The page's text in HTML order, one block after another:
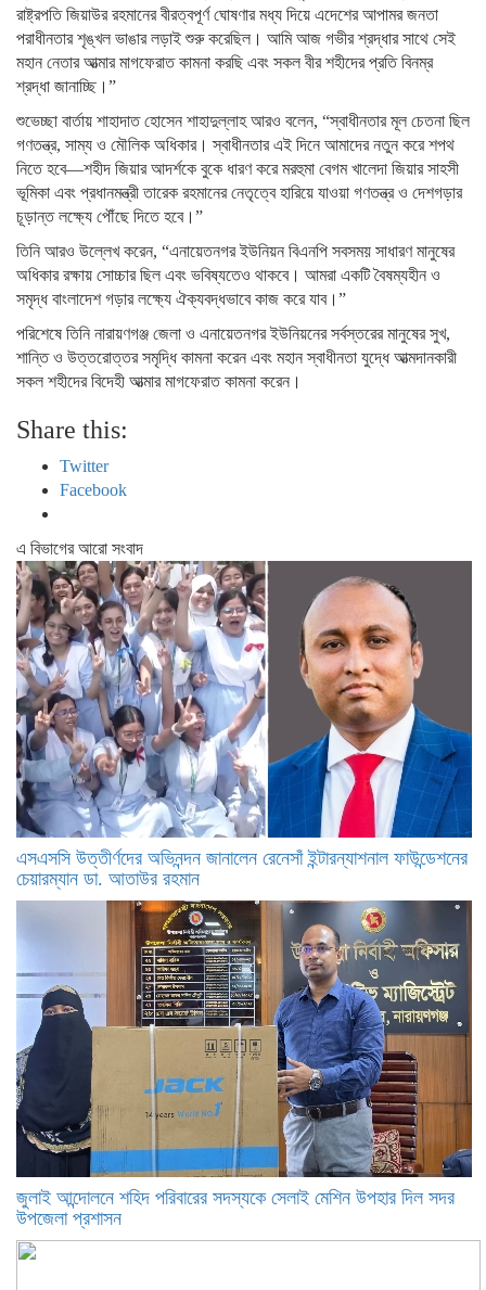
রাষ্ট্রপতি জিয়াউর রহমানের বীরত্বপূর্ণ ঘোষণার মধ্য দিয়ে এদেশের আপামর জনতা
পরাধীনতার শৃঙ্খল ভাঙার লড়াই শুরু করেছিল। আমি আজ গভীর শ্রদ্ধার সাথে সেই
মহান নেতার আত্মার মাগফেরাত কামনা করছি এবং সকল বীর শহীদের প্রতি বিনম্র
শ্রদ্ধা জানাচ্ছি।”
শুভেচ্ছা বার্তায় শাহাদাত হোসেন শাহাদুল্লাহ আরও বলেন, “স্বাধীনতার মূল চেতনা ছিল
গণতন্ত্র, সাম্য ও মৌলিক অধিকার। স্বাধীনতার এই দিনে আমাদের নতুন করে শপথ
নিতে হবে—শহীদ জিয়ার আদর্শকে বুকে ধারণ করে মরহুমা বেগম খালেদা জিয়ার সাহসী
ভূমিকা এবং প্রধানমন্ত্রী তারেক রহমানের নেতৃত্বে হারিয়ে যাওয়া গণতন্ত্র ও দেশগড়ার
চূড়ান্ত লক্ষ্যে পৌঁছে দিতে হবে।”
তিনি আরও উল্লেখ করেন, “এনায়েতনগর ইউনিয়ন বিএনপি সবসময় সাধারণ মানুষের
অধিকার রক্ষায় সোচ্চার ছিল এবং ভবিষ্যতেও থাকবে। আমরা একটি বৈষম্যহীন ও
সমৃদ্ধ বাংলাদেশ গড়ার লক্ষ্যে ঐক্যবদ্ধভাবে কাজ করে যাব।”
পরিশেষে তিনি নারায়ণগঞ্জ জেলা ও এনায়েতনগর ইউনিয়নের সর্বস্তরের মানুষের সুখ,
শান্তি ও উত্তরোত্তর সমৃদ্ধি কামনা করেন এবং মহান স্বাধীনতা যুদ্ধে আত্মদানকারী
সকল শহীদের বিদেহী আত্মার মাগফেরাত কামনা করেন।
Share this:
Twitter
Facebook
এ বিভাগের আরো সংবাদ
এসএসসি উত্তীর্ণদের অভিনন্দন জানালেন রেনেসাঁ ইন্টারন্যাশনাল ফাউন্ডেশনের
চেয়ারম্যান ডা. আতাউর রহমান
জুলাই আন্দোলনে শহিদ পরিবারের সদস্যকে সেলাই মেশিন উপহার দিল সদর
উপজেলা প্রশাসন